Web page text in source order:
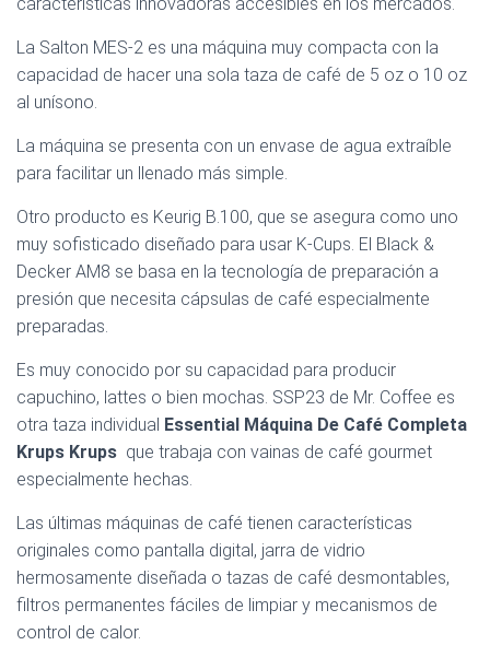
La Salton MES-2 es una máquina muy compacta con la
capacidad de hacer una sola taza de café de 5 oz o 10 oz
al unísono.
La máquina se presenta con un envase de agua extraíble
para facilitar un llenado más simple.
Otro producto es Keurig B.100, que se asegura como uno
muy sofisticado diseñado para usar K-Cups. El Black &
Decker AM8 se basa en la tecnología de preparación a
presión que necesita cápsulas de café especialmente
preparadas.
Es muy conocido por su capacidad para producir
capuchino, lattes o bien mochas. SSP23 de Mr. Coffee es
otra taza individual Essential Máquina De Café Completa
Krups Krups que trabaja con vainas de café gourmet
especialmente hechas.
Las últimas máquinas de café tienen características
originales como pantalla digital, jarra de vidrio
hermosamente diseñada o tazas de café desmontables,
filtros permanentes fáciles de limpiar y mecanismos de
control de calor.